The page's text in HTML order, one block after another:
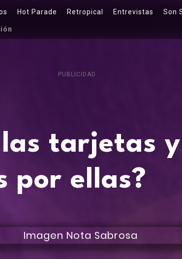
Hot Parade Retropical Entrevistas Son
PUBLICIDAD
tarjetas
por ellas?